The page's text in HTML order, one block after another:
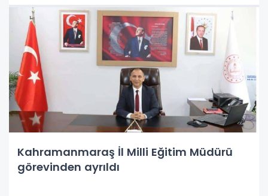
Kahramanmaraş İl Milli Eğitim Müdürü
görevinden ayrıldı